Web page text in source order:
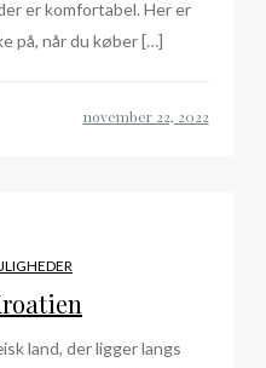
er komfortabel. Her er
på, når du køber […]
land, der ligger langs